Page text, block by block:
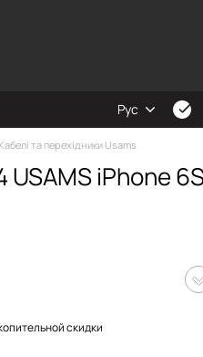
Рус
Кабелі та перехідники Usams
USAMS iPhone
скидки